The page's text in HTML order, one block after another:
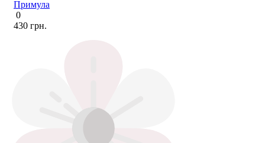
Примула
0
430 грн.